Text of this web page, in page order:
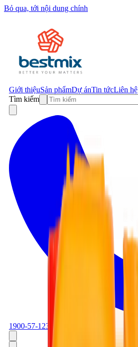
Bỏ qua, tới nội dung chính
Giới thiệuSản phẩmDự ánTin tứcLiên hệ
Tìm kiếm
1900-57-1234